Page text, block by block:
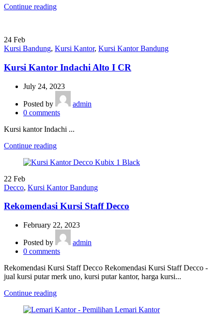
Continue reading
24 Feb
Kursi Bandung, Kursi Kantor, Kursi Kantor Bandung
Kursi Kantor Indachi Alto I CR
July 24, 2023
Posted by
admin
0 comments
Kursi kantor Indachi ...
Continue reading
22 Feb
Decco, Kursi Kantor Bandung
Rekomendasi Kursi Staff Decco
February 22, 2023
Posted by
admin
0 comments
Rekomendasi Kursi Staff Decco Rekomendasi Kursi Staff Decco -
jual kursi putar merk uno, kursi putar kantor, harga kursi...
Continue reading